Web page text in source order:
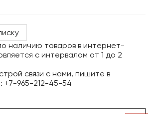
наличию товаров в интернет-
с интервалом от 1 до 2
связи с нами, пишите в
+7-965-212-45-54